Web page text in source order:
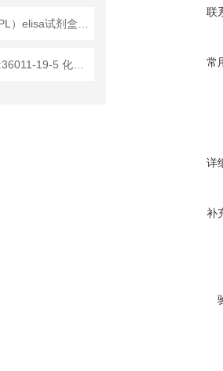
联
常
详
补